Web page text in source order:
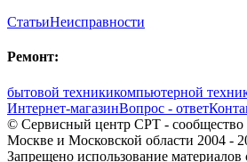
СтатьиНеисправности
Ремонт:
бытовой техникикомпьютерной
Интернет-магазинВопрос - ответ
© Сервисный центр СРТ - сообщество
Москве и Московской области 2004 -
Запрещено использование материалов